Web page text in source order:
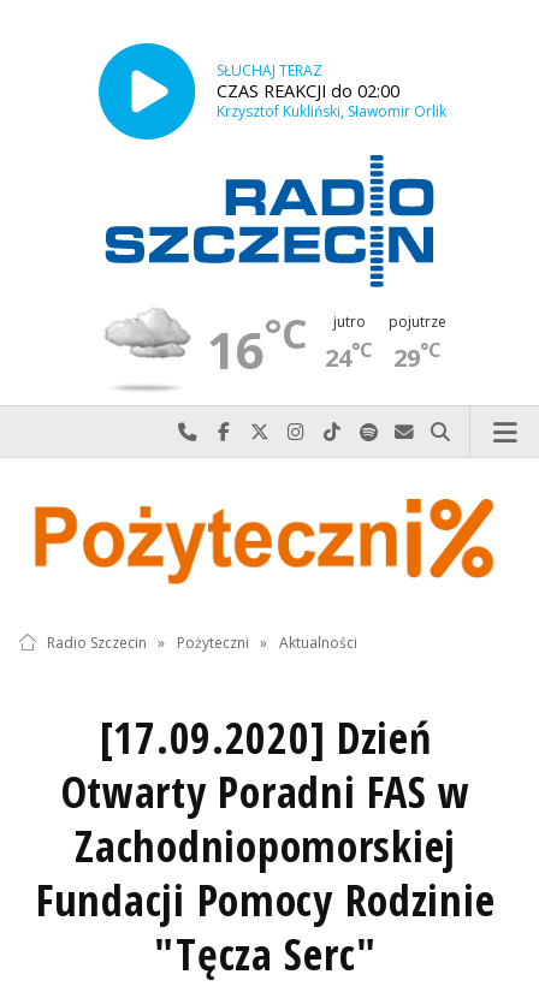
SŁUCHAJ TERAZ
CZAS REAKCJI do 02:00
Krzysztof Kukliński, Sławomir Orlik
16°C jutro
24°C
pojutrze
29°C
Najlepiej po prostu do nas zadzwoń
Odwiedź nas na Facebook-u
Odwiedź nas na X
Odwiedź nas na Instagram-ie
Odwiedź nas na TikTok-u
Szukaj nas na Spotify
Wyślij do nas
Szukaj
Radio Szczecin » Pożyteczni » Aktualności
[17.09.2020] Dzień
Otwarty Poradni FAS w
Zachodniopomorskiej
Fundacji Pomocy Rodzinie
"Tęcza Serc"